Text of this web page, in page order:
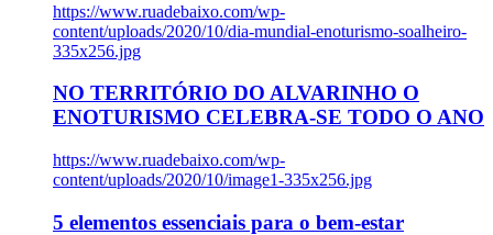
https://www.ruadebaixo.com/wp-
content/uploads/2020/10/dia-mundial-enoturismo-soalheiro-
335x256.jpg
NO TERRITÓRIO DO ALVARINHO O
ENOTURISMO CELEBRA-SE TODO O ANO
https://www.ruadebaixo.com/wp-
content/uploads/2020/10/image1-335x256.jpg
5 elementos essenciais para o bem-estar